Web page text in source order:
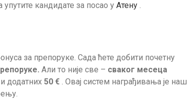
кандидате за посао у Атену .
за препоруке. Сада ћете добити почетну
Али то није све – сваког месеца
и додатних 50 € . Овај систем награђивања је наш